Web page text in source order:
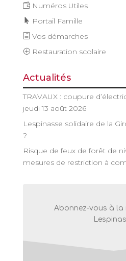
Numéros Utiles
Portail Famille
Vos démarches
Restauration scolaire
Actualités
TRAVAUX : coupure
jeudi 13 août 2026
Lespinasse solidaire de la
?
Risque de feux de forêt de
mesures de restriction à
Abonnez-vous à la